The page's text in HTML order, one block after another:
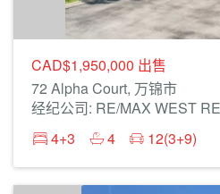
CAD$1,950,000 出售
72 Alpha Court, 万锦市
经纪公司: RE/MAX WEST
4+3
4 12(3+9)